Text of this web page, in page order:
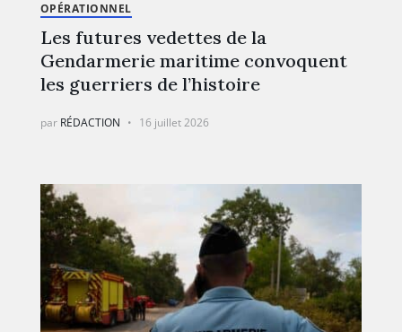
OPÉRATIONNEL
Les futures vedettes de la
Gendarmerie maritime convoquent
les guerriers de l’histoire
par RÉDACTION 16 juillet 2026